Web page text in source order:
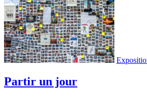
Partir un jour